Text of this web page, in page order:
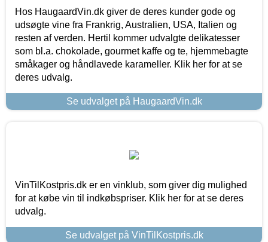
Hos HaugaardVin.dk giver de deres kunder gode og
udsøgte vine fra Frankrig, Australien, USA, Italien og
resten af verden. Hertil kommer udvalgte delikatesser
som bl.a. chokolade, gourmet kaffe og te, hjemmebagte
småkager og håndlavede karameller. Klik her for at se
deres udvalg.
Se udvalget på HaugaardVin.dk
VinTilKostpris.dk er en vinklub, som giver dig mulighed
for at købe vin til indkøbspriser. Klik her for at se deres
udvalg.
Se udvalget på VinTilKostpris.dk